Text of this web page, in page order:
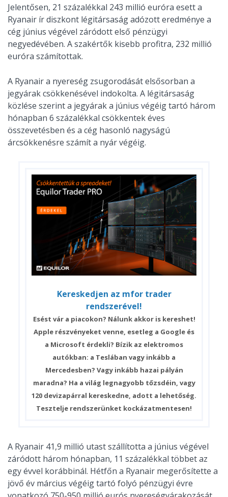
Jelentősen, 21 százalékkal 243 millió euróra esett a
Ryanair ír diszkont légitársaság adózott eredménye a
cég június végével záródott első pénzügyi
negyedévében. A szakértők kisebb profitra, 232 millió
euróra számítottak.
A Ryanair a nyereség zsugorodását elsősorban a
jegyárak csökkenésével indokolta. A légitársaság
közlése szerint a jegyárak a június végéig tartó három
hónapban 6 százalékkal csökkentek éves
összevetésben és a cég hasonló nagyságú
árcsökkenésre számít a nyár végéig.
Kereskedjen az mfor trader
rendszerével!
Esést vár a piacokon? Nálunk akkor is kereshet!
Apple részvényeket venne, esetleg a Google és
a Microsoft érdekli? Bízik az elektromos
autókban: a Teslában vagy inkább a
Mercedesben? Vagy inkább hazai pályán
maradna? Ha a világ legnagyobb tőzsdéin, vagy
120 devizapárral kereskedne, adott a lehetőség.
Tesztelje rendszerünket kockázatmentesen!
A Ryanair 41,9 millió utast szállította a június végével
záródott három hónapban, 11 százalékkal többet az
egy évvel korábbinál. Hétfőn a Ryanair megerősítette a
jövő év március végéig tartó folyó pénzügyi évre